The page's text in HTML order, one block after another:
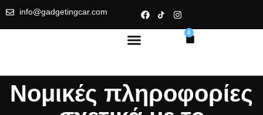
info@gadgetingcar.com
0
Νομικές πληροφορίες